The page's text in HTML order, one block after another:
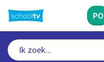
naar
hoofdinhoud
PO